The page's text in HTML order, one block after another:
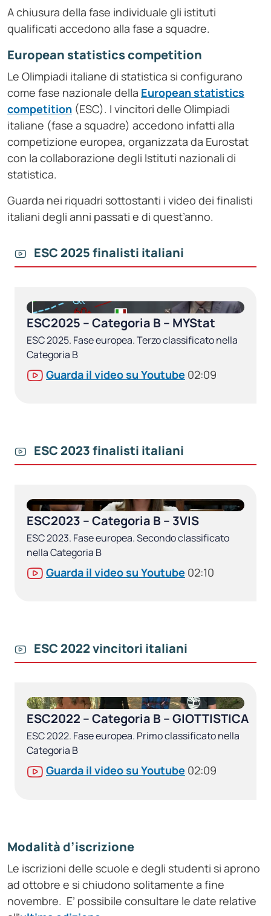
A chiusura della fase individuale gli istituti
qualificati accedono alla fase a squadre.
European statistics competition
Le Olimpiadi italiane di statistica si configurano
come fase nazionale della European statistics
competition (ESC). I vincitori delle Olimpiadi
italiane (fase a squadre) accedono infatti alla
competizione europea, organizzata da Eurostat
con la collaborazione degli Istituti nazionali di
statistica.
Guarda nei riquadri sottostanti i video dei finalisti
italiani degli anni passati e di quest’anno.
ESC 2025 finalisti italiani
ESC2025 – Categoria B – MYStat
ESC 2025. Fase europea. Terzo classificato nella
Categoria B
Guarda il video su Youtube 02:09
ESC 2023 finalisti italiani
ESC2023 – Categoria B – 3VIS
ESC 2023. Fase europea. Secondo classificato
nella Categoria B
Guarda il video su Youtube 02:10
ESC 2022 vincitori italiani
ESC2022 – Categoria B – GIOTTISTICA
ESC 2022. Fase europea. Primo classificato nella
Categoria B
Guarda il video su Youtube 02:09
Modalità d’iscrizione
Le iscrizioni delle scuole e degli studenti si aprono
ad ottobre e si chiudono solitamente a fine
novembre. E’ possibile consultare le date relative